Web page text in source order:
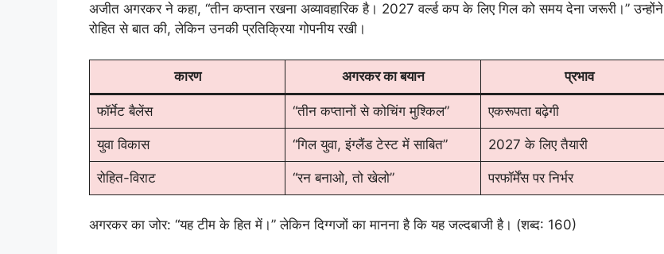
अजीत अगरकर ने कहा, “तीन कप्तान रखना अव्यावहारिक है। 2027 वर्ल्ड कप के लिए गिल को समय देना जरूरी।” उन्होंने
रोहित से बात की, लेकिन उनकी प्रतिक्रिया गोपनीय रखी।
कारण अगरकर का बयान प्रभाव
फॉर्मेट बैलेंस “तीन कप्तानों से कोचिंग मुश्किल” एकरूपता बढ़ेगी
युवा विकास “गिल युवा, इंग्लैंड टेस्ट में साबित” 2027 के लिए तैयारी
रोहित-विराट “रन बनाओ, तो खेलो” परफॉर्मेंस पर निर्भर
अगरकर का जोर: “यह टीम के हित में।” लेकिन दिग्गजों का मानना है कि यह जल्दबाजी है। (शब्द: 160)